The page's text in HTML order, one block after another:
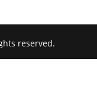
reserved.